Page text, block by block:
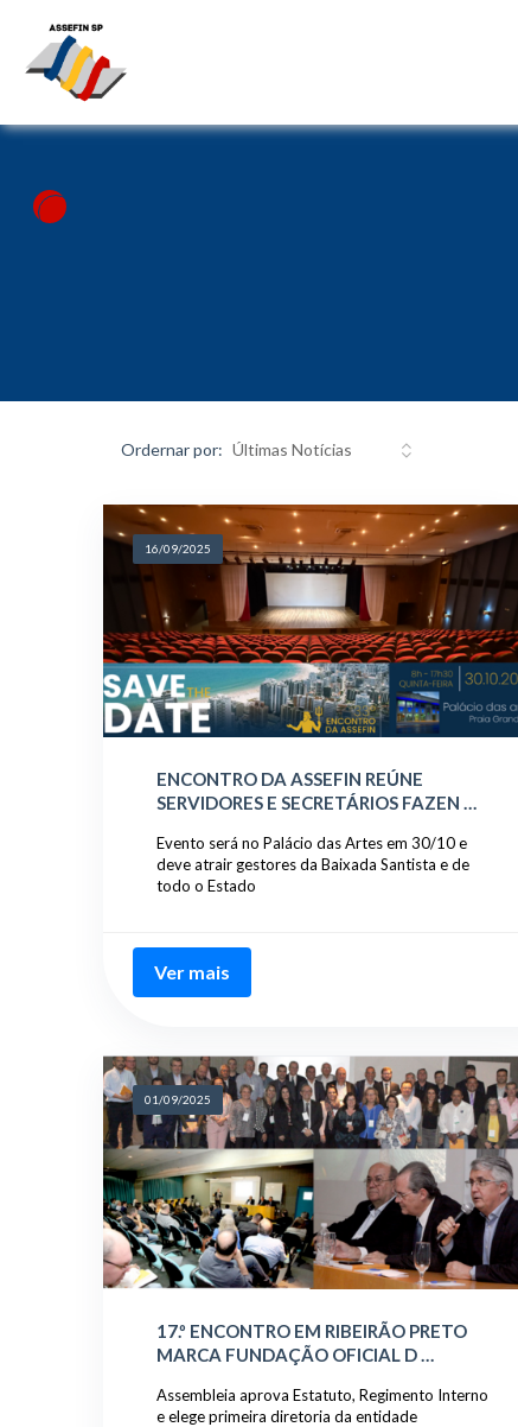
Ordernar por:
16/09/2025
ENCONTRO DA ASSEFIN REÚNE
SERVIDORES E SECRETÁRIOS FAZEN …
Evento será no Palácio das Artes em 30/10 e
deve atrair gestores da Baixada Santista e de
todo o Estado
Ver mais
01/09/2025
17.º ENCONTRO EM RIBEIRÃO PRETO
MARCA FUNDAÇÃO OFICIAL D …
Assembleia aprova Estatuto, Regimento Interno
e elege primeira diretoria da entidade